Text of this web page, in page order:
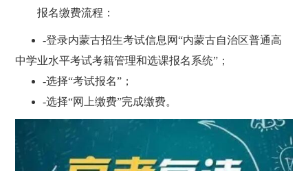
报名缴费流程：
-登录内蒙古招生考试信息网“内蒙古自治区普通高
中学业水平考试考籍管理和选课报名系统”；
-选择“考试报名”；
-选择“网上缴费”完成缴费。